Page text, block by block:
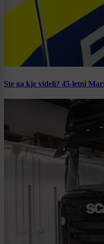
Ste ga kje videli? 45-letni